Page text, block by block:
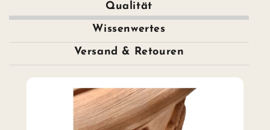
Qualität
Wissenwertes
Versand & Retouren